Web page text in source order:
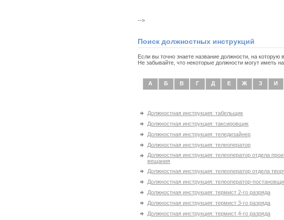
-->
Поиск должностных инструкций
Если вы точно знаете название должности, на
Не забывайте, что некоторые должности могут иметь
А Б В Г Д Е Ж З И
Должностная инструкция: табельщик
Должностная инструкция: таксировщик
Должностная инструкция: теледизайнер
Должностная инструкция: телеоператор
Должностная инструкция: телеоператор отдела
вещания
Должностная инструкция: телеоператор отдела
Должностная инструкция: телеоператор-
Должностная инструкция: термист 2-го разряда
Должностная инструкция: термист 3-го разряда
Должностная инструкция: термист 4-го разряда